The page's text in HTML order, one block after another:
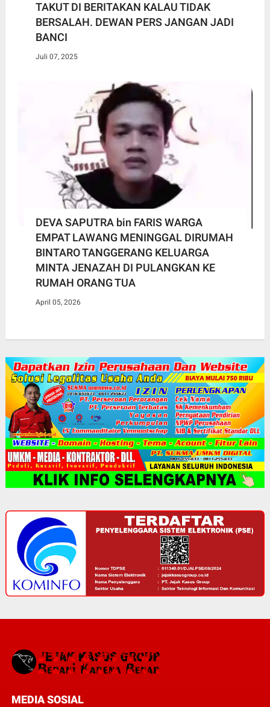
TAKUT DI BERITAKAN KALAU TIDAK
BERSALAH. DEWAN PERS JANGAN JADI
BANCI
Juli 07, 2025
DEVA SAPUTRA bin FARIS WARGA
EMPAT LAWANG MENINGGAL DIRUMAH
BINTARO TANGGERANG KELUARGA
MINTA JENAZAH DI PULANGKAN KE
RUMAH ORANG TUA
April 05, 2026
MEDIA SOSIAL